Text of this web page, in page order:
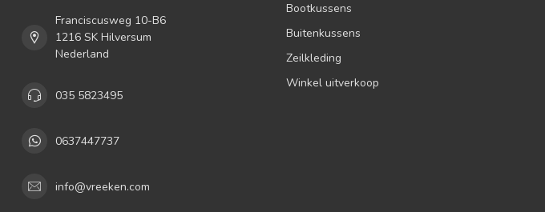
Franciscusweg 10-B6
1216 SK Hilversum
Nederland
035 5823495
0637447737
info@vreeken.com
Bootkussens
Buitenkussens
Zeilkleding
Winkel uitverkoop